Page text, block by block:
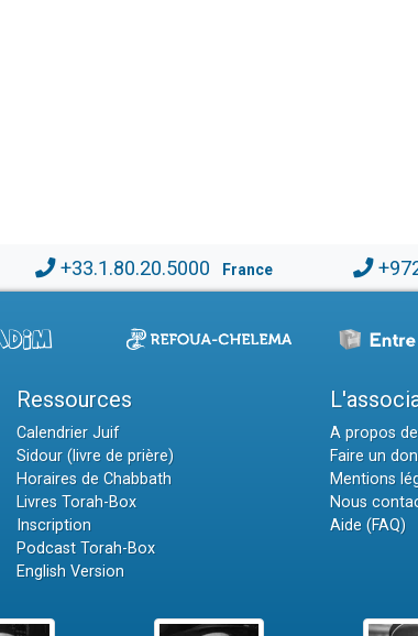
+33.1.80.20.5000 France
Ressources
Calendrier Juif
Sidour (livre de prière)
Horaires de Chabbath
Livres Torah-Box
Inscription
Podcast Torah-Box
English Version
A propos
Faire un
Mentions
Nous
Aide (FAQ)